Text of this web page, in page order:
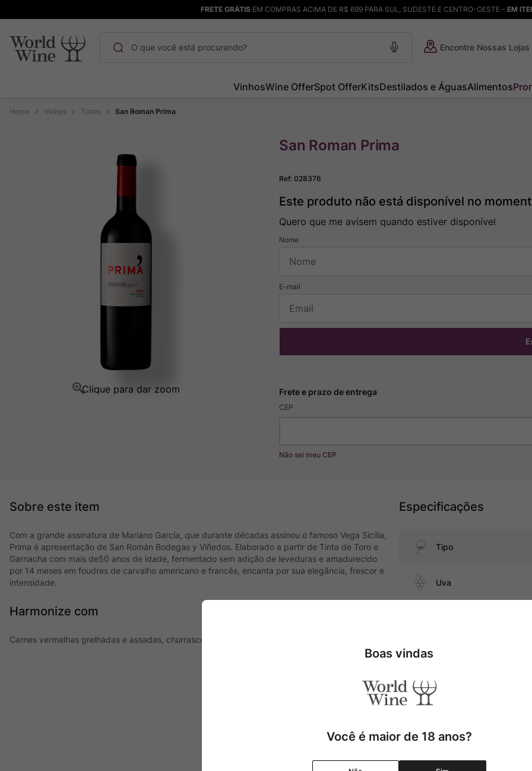
FRETE GRÁTISEM COMPRAS ACIMA DE R$ 699 PARA SUL, SUDESTE E CENTRO-OESTE - EM
Encontre Nossas Lojas
VinhosWine OfferSpot OfferKitsDestilados e ÁguasAlimentos
Vinhos Tintos San Roman Prima
San Roman Prima
Ref:028376
Este produto não está disponível no
Quero que me avisem quando estiver disponível
CEP
Não sei meu CEP
Com a grande assinatura de Mariano García, que durante décadas assinou o famoso Vega Sicilia,
Prima é apresentação de San Román Bodegas y Viñedos. Elaborado a partir de Tinta de Toro e
Garnacha com mais de50 anos de idade, fermentado sem adição de leveduras e amadurecido
por 14 meses em foudres de carvalho americano e francês, encanta por sua elegância, frescor e
intensidade.
Harmonize com
Carnes vermelhas grelhadas e assadas, churrasco, embutidos e queijos duros.
Especificações
Tipo
Uva
Pais
Graduação Alcóolica
1º Maçanita
Champagne
Boas vindas
Você é maior de 18 anos?